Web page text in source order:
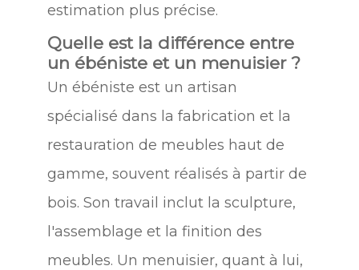
estimation plus précise.
Quelle est la différence entre
un ébéniste et un menuisier ?
Un ébéniste est un artisan
spécialisé dans la fabrication et la
restauration de meubles haut de
gamme, souvent réalisés à partir de
bois. Son travail inclut la sculpture,
l'assemblage et la finition des
meubles. Un menuisier, quant à lui,